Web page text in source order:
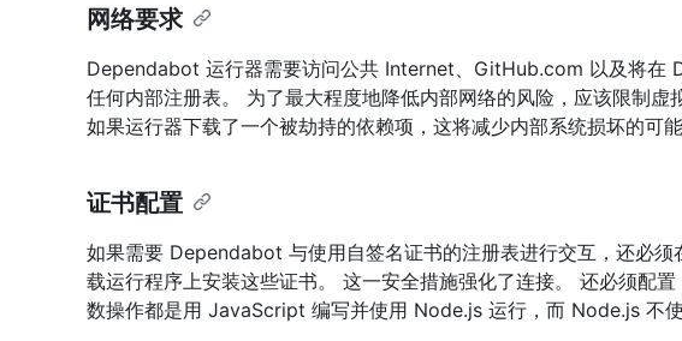
网络要求
Dependabot 运行器需要访问公共 Internet、GitHub.com 以及将在
任何内部注册表。 为了最大程度地降低内部网络的风险，应该限制虚
如果运行器下载了一个被劫持的依赖项，这将减少内部系统损坏的可能
证书配置
如果需要 Dependabot 与使用自签名证书的注册表进行交互，还必
载运行程序上安装这些证书。 这一安全措施强化了连接。 还必须配
数操作都是用 JavaScript 编写并使用 Node.js 运行，而 Node.js 不使